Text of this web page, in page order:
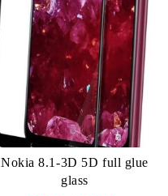
Nokia 8.1-3D 5D full glue
glass